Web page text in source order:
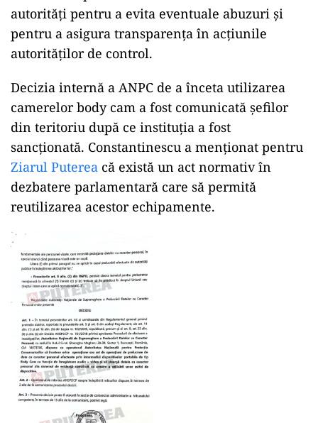
autorități pentru a evita eventuale abuzuri și
pentru a asigura transparența în acțiunile
autorităților de control.
Decizia internă a ANPC de a înceta utilizarea
camerelor body cam a fost comunicată șefilor
din teritoriu după ce instituția a fost
sancționată. Constantinescu a menționat pentru
Ziarul Puterea că există un act normativ în
dezbatere parlamentară care să permită
reutilizarea acestor echipamente.